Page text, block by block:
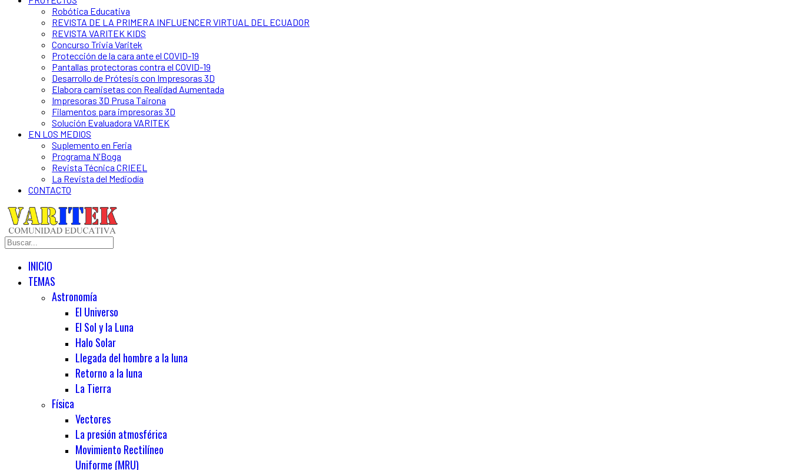
Robótica Educativa
REVISTA DE LA PRIMERA INFLUENCER VIRTUAL DEL ECUADOR
REVISTA VARITEK KIDS
Concurso Trivia Varitek
Protección de la cara ante el COVID-19
Pantallas protectoras contra el COVID-19
Desarrollo de Prótesis con Impresoras 3D
Elabora camisetas con Realidad Aumentada
Impresoras 3D Prusa Tairona
Filamentos para impresoras 3D
Solución Evaluadora VARITEK
EN LOS MEDIOS
Suplemento en Feria
Programa N'Boga
Revista Técnica CRIEEL
La Revista del Mediodía
CONTACTO
INICIO
TEMAS
Astronomía
El Universo
El Sol y la Luna
Halo Solar
Llegada del hombre a la luna
Retorno a la luna
La Tierra
Física
Vectores
La presión atmosférica
Movimiento Rectilíneo
Uniforme (MRU)